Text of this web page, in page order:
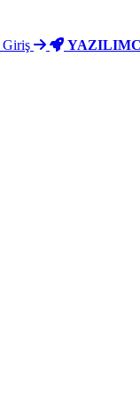
Giriş